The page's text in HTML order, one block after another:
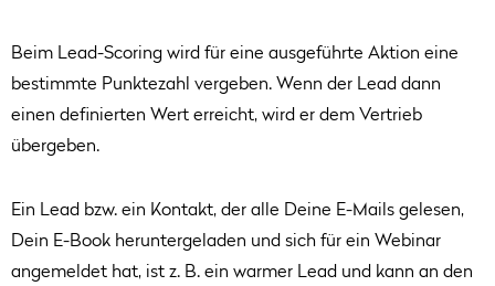
Beim Lead-Scoring wird für eine ausgeführte Aktion eine
bestimmte Punktezahl vergeben. Wenn der Lead dann
einen definierten Wert erreicht, wird er dem Vertrieb
übergeben.
Ein Lead bzw. ein Kontakt, der alle Deine E-Mails gelesen,
Dein E-Book heruntergeladen und sich für ein Webinar
angemeldet hat, ist z. B. ein warmer Lead und kann an den